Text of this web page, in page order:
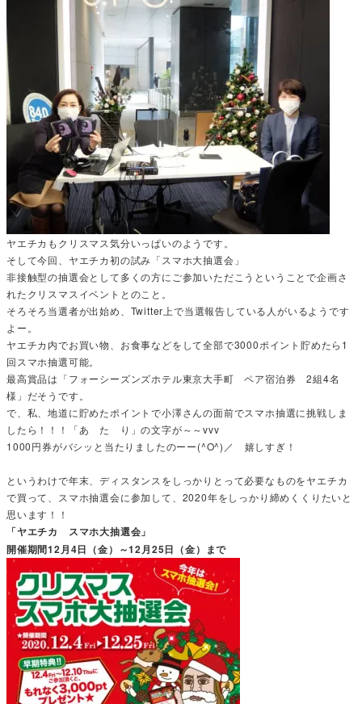
ヤエチカもクリスマス気分いっぱいのようです。
そして今回、ヤエチカ初の試み「スマホ大抽選会」
非接触型の抽選会として多くの方にご参加いただこうということで企画さ
れたクリスマスイベントとのこと。
そろそろ当選者が出始め、Twitter上で当選報告している人がいるようです
よー。
ヤエチカ内でお買い物、お食事などをして全部で3000ポイント貯めたら1
回スマホ抽選可能。
最高賞品は「フォーシーズンズホテル東京大手町 ペア宿泊券 2組4名
様」だそうです。
で、私、地道に貯めたポイントで小澤さんの面前でスマホ抽選に挑戦しま
したら！！！「あ た り」の文字が～～vvv
1000円券がバシッと当たりましたのーー(^O^)／ 嬉しすぎ！
というわけで年末、ディスタンスをしっかりとって必要なものをヤエチカ
で買って、スマホ抽選会に参加して、2020年をしっかり締めくくりたいと
思います！！
「ヤエチカ スマホ大抽選会」
開催期間12月4日（金）～12月25日（金）まで